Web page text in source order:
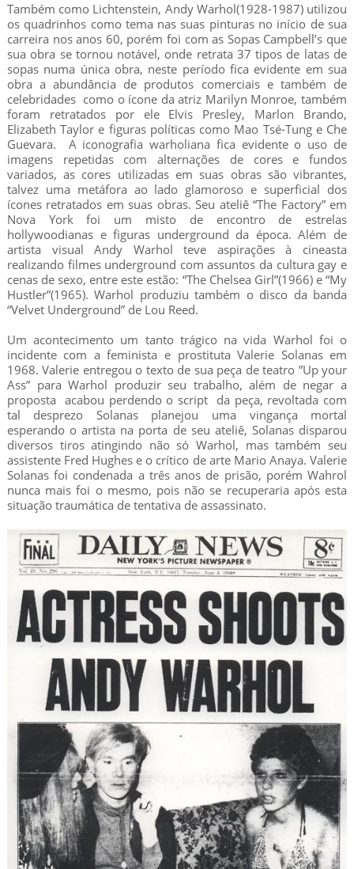
Também como Lichtenstein, Andy Warhol(1928-1987) utilizou
os quadrinhos como tema nas suas pinturas no início de sua
carreira nos anos 60, porém foi com as Sopas Campbell’s que
sua obra se tornou notável, onde retrata 37 tipos de latas de
sopas numa única obra, neste período fica evidente em sua
obra a abundância de produtos comerciais e também de
celebridades como o ícone da atriz Marilyn Monroe, também
foram retratados por ele Elvis Presley, Marlon Brando,
Elizabeth Taylor e figuras políticas como Mao Tsé-Tung e Che
Guevara. A iconografia warholiana fica evidente o uso de
imagens repetidas com alternações de cores e fundos
variados, as cores utilizadas em suas obras são vibrantes,
talvez uma metáfora ao lado glamoroso e superficial dos
ícones retratados em suas obras. Seu ateliê “The Factory” em
Nova York foi um misto de encontro de estrelas
hollywoodianas e figuras underground da época. Além de
artista visual Andy Warhol teve aspirações à cineasta
realizando filmes underground com assuntos da cultura gay e
cenas de sexo, entre este estão: “The Chelsea Girl”(1966) e “My
Hustler”(1965). Warhol produziu também o disco da banda
“Velvet Underground” de Lou Reed.
Um acontecimento um tanto trágico na vida Warhol foi o
incidente com a feminista e prostituta Valerie Solanas em
1968. Valerie entregou o texto de sua peça de teatro ”Up your
Ass” para Warhol produzir seu trabalho, além de negar a
proposta acabou perdendo o script da peça, revoltada com
tal desprezo Solanas planejou uma vingança mortal
esperando o artista na porta de seu ateliê, Solanas disparou
diversos tiros atingindo não só Warhol, mas também seu
assistente Fred Hughes e o crítico de arte Mario Anaya. Valerie
Solanas foi condenada a três anos de prisão, porém Wahrol
nunca mais foi o mesmo, pois não se recuperaria após esta
situação traumática de tentativa de assassinato.